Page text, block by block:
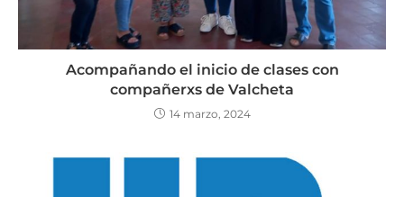
Acompañando el inicio de clases con
compañerxs de Valcheta
14 marzo, 2024